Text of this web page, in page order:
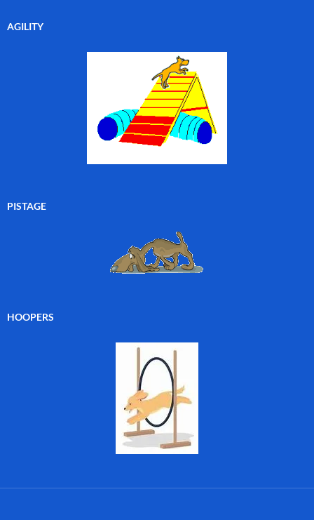
AGILITY
PISTAGE
HOOPERS